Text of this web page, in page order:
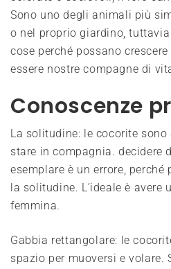
Sono uno degli animali più
o nel proprio giardino,
cose perché possano
essere nostre compagne di
Conoscenze
La solitudine: le cocorite
stare in compagnia. decidere
esemplare è un errore,
la solitudine. L’ideale è avere
femmina.
Gabbia rettangolare: le
spazio per muoversi e volare.